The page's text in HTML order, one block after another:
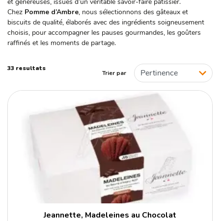
Oui
MARQUE
Jeannette
Chez Pomme d’Ambre, nous sélectionnons des gâteaux et
biscuits de qualité, élaborés avec des ingrédients soigneusement
choisis, pour accompagner les pauses gourmandes, les goûters
raffinés et les moments de partage.
33 resultats
Trier par
Jeannette, Madeleines au Chocolat